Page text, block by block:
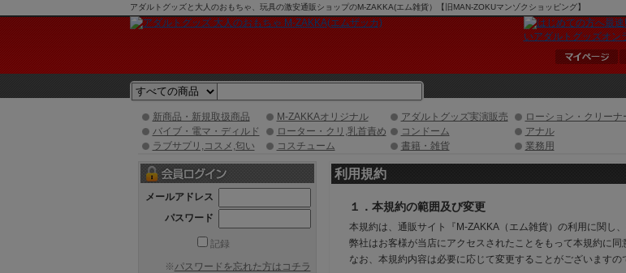
アダルトグッズと大人のおもちゃ、玩具の激安通販ショップのM-ZAKKA(エム雑貨）【旧MAN-ZOKUマンゾクショッピング】
新商品・新規取扱商品 M-ZAKKAオリジナル アダルトグッズ実演販売 ローション・クリーナ
バイブ・電マ・ディルド
ローター・クリ,乳首責め コンドーム アナル
ラブサプリ,コスメ,匂い
コスチューム 書籍・雑貨 業務用
利用規約
１．本規約の範囲及び変更
本規約は、通販サイト『M-ZAKKA（エム雑貨）の利用に関し
弊社はお客様が当店にアクセスされたことをもって本規約に同
なお、本規約内容は必要に応じて変更することがございます
メールアドレス
パスワード
記録
※パスワードを忘れた方はコチラ